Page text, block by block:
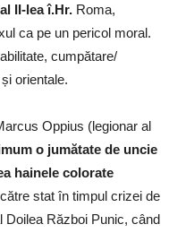
II-lea î.Hr. Roma,
ca pe un pericol moral.
cumpătare/
orientale.
Oppius (legionar al
o jumătate de uncie
hainele colorate
stat în timpul crizei de
Doilea Război Punic, când